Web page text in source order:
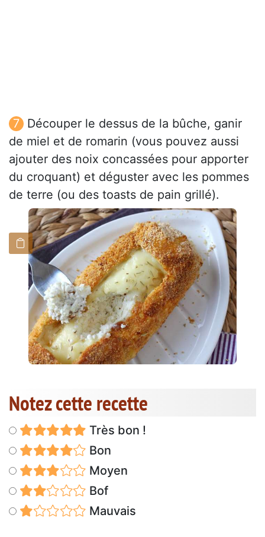
Découper le dessus de la bûche, ganir
de miel et de romarin (vous pouvez aussi
ajouter des noix concassées pour apporter
du croquant) et déguster avec les pommes
de terre (ou des toasts de pain grillé).
Notez cette recette
Très bon !
Bon
Moyen
Bof
Mauvais